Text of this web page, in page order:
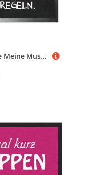
Achtung Fußmatte Meine Musik. Meine Wohnung. Meine Regeln.